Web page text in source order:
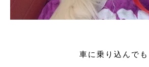
車に乗り込んでも